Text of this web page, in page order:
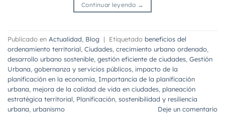
Continuar leyendo →
Publicado en Actualidad Blog | Etiquetado beneficios del
ordenamiento territorial Ciudades crecimiento urbano ordenado
desarrollo urbano sostenible gestión eficiente de ciudades Gestión
Urbana gobernanza y servicios públicos impacto de la
planificación en la economía Importancia de la planificación
urbana mejora de la calidad de vida en ciudades planeación
estratégica territorial Planificación sostenibilidad y resiliencia
urbana urbanismo Deje un comentario